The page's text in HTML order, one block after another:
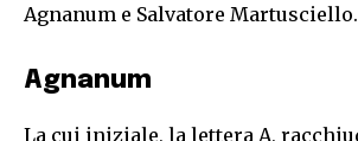
Agnanum e Salvatore Martusciello.
Agnanum
La cui iniziale, la lettera A,